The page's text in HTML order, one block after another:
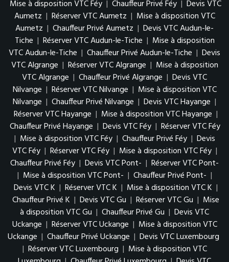
Mise à disposition VTC Féy | Chauffeur Privé Féy | Devis VTC
Aumetz | Réserver VTC Aumetz | Mise à disposition VTC
Aumetz | Chauffeur Privé Aumetz | Devis VTC Audun-le-
Tiche | Réserver VTC Audun-le-Tiche | Mise à disposition
VTC Audun-le-Tiche | Chauffeur Privé Audun-le-Tiche | Devis
VTC Algrange | Réserver VTC Algrange | Mise à disposition
VTC Algrange | Chauffeur Privé Algrange | Devis VTC
Nilvange | Réserver VTC Nilvange | Mise à disposition VTC
Nilvange | Chauffeur Privé Nilvange | Devis VTC Hayange |
Réserver VTC Hayange | Mise à disposition VTC Hayange |
Chauffeur Privé Hayange | Devis VTC Féy | Réserver VTC Féy
| Mise à disposition VTC Féy | Chauffeur Privé Féy | Devis
VTC Féy | Réserver VTC Féy | Mise à disposition VTC Féy |
Chauffeur Privé Féy | Devis VTC Pont- | Réserver VTC Pont-
| Mise à disposition VTC Pont- | Chauffeur Privé Pont- |
Devis VTC K | Réserver VTC K | Mise à disposition VTC K |
Chauffeur Privé K | Devis VTC Gu | Réserver VTC Gu | Mise
à disposition VTC Gu | Chauffeur Privé Gu | Devis VTC
Uckange | Réserver VTC Uckange | Mise à disposition VTC
Uckange | Chauffeur Privé Uckange | Devis VTC Luxembourg
| Réserver VTC Luxembourg | Mise à disposition VTC